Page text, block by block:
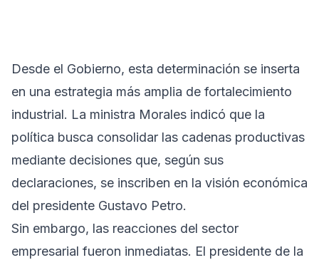
Desde el Gobierno, esta determinación se inserta
en una estrategia más amplia de fortalecimiento
industrial. La ministra Morales indicó que la
política busca consolidar las cadenas productivas
mediante decisiones que, según sus
declaraciones, se inscriben en la visión económica
del presidente Gustavo Petro.
Sin embargo, las reacciones del sector
empresarial fueron inmediatas. El presidente de la